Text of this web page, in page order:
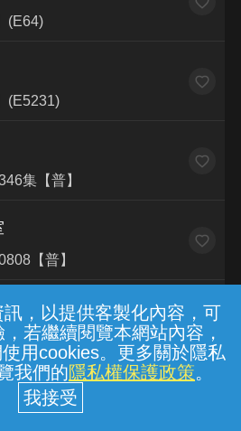
，以提供客製化內容，可
若繼續閱覽本網站內容，
用cookies。更多關於隱私
我們的隱私權保護政策。
(E64)
(E5231)
集【普】
【普】
版：鬼橋驚魂S1(2)(護)
(免費)
電視運動館方案